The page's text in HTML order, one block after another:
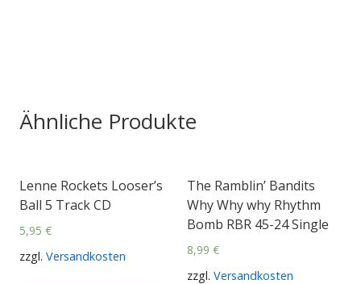
Ähnliche Produkte
Lenne Rockets Looser’s
Ball 5 Track CD
5,95 €
zzgl. Versandkosten
The Ramblin’ Bandits
Why Why why Rhythm
Bomb RBR 45-24 Single
8,99 €
zzgl. Versandkosten